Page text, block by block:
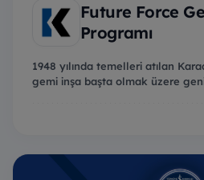
Future Force
Programı
1948 yılında temelleri atılan
gemi inşa başta olmak üzere